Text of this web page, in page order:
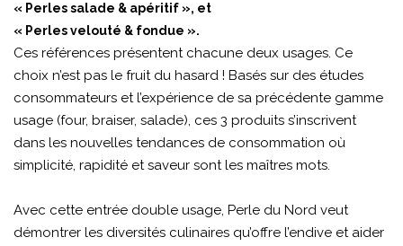
« Perles salade & apéritif », et
« Perles velouté & fondue ».
Ces références présentent chacune deux usages. Ce
choix n’est pas le fruit du hasard ! Basés sur des études
consommateurs et l’expérience de sa précédente gamme
usage (four, braiser, salade), ces 3 produits s’inscrivent
dans les nouvelles tendances de consommation où
simplicité, rapidité et saveur sont les maîtres mots.
Avec cette entrée double usage, Perle du Nord veut
démontrer les diversités culinaires qu’offre l’endive et aider